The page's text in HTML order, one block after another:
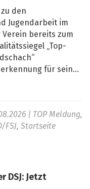
den
Jugendarbeit im
bereits zum
„Top-
für sein...
| TOP Meldung,
FSJ, Startseite
DSJ: Jetzt